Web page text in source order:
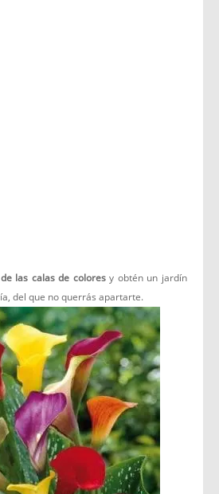
las calas de coloresy obtén un jardín
del que no querrás apartarte.